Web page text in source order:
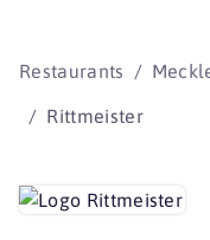
Restaurants
Rittmeister